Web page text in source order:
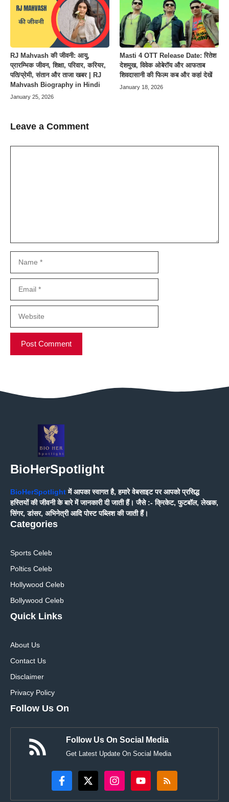
RJ Mahvash की जीवनी: आयु,
प्रारम्भिक जीवन, शिक्षा, परिवार, करियर,
पति/प्रेमी, संतान और ताजा खबर | RJ
Mahvash Biography in Hindi
January 25, 2026
Masti 4 OTT Release Date: रितेश
देशमुख, विवेक ओबेरॉय और आफताब
शिवदासानी की फिल्म कब और कहां देखें
January 18, 2026
Leave a Comment
BioHerSpotlight
BioHerSpotlightमें आपका स्वागत है, हमारे वेबसाइट पर आपको प्रसिद्ध
हस्तियों की जीवनी के बारे में जानकारी दी जाती हैं। जैसे :- क्रिकेट, फुटबॉल, लेखक,
सिंगर, डांसर, अभिनेत्री आदि पोस्ट पब्लिश की जाती हैं।
Categories
Sports Celeb
Poltics Celeb
Hollywood Celeb
Bollywood Celeb
Quick Links
About Us
Contact Us
Disclaimer
Privacy Policy
Follow Us On
Follow Us On Social Media
Get Latest Update On Social Media